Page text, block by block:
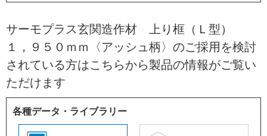
サーモプラス玄関造作材 上り框（Ｌ型）
１，９５０ｍｍ〈アッシュ柄〉のご採用を検討
されている方はこちらから製品の情報がご覧い
ただけます
各種データ・ライブラリー